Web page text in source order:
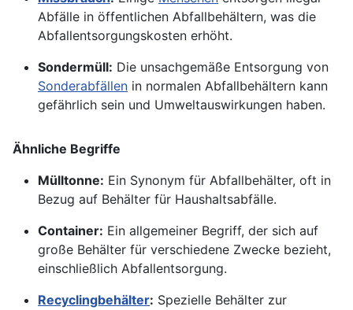
Abfälle in öffentlichen Abfallbehältern, was die
Abfallentsorgungskosten erhöht.
Sondermüll: Die unsachgemäße Entsorgung von
Sonderabfällen in normalen Abfallbehältern kann
gefährlich sein und Umweltauswirkungen haben.
Ähnliche Begriffe
Mülltonne: Ein Synonym für Abfallbehälter, oft in
Bezug auf Behälter für Haushaltsabfälle.
Container: Ein allgemeiner Begriff, der sich auf
große Behälter für verschiedene Zwecke bezieht,
einschließlich Abfallentsorgung.
Recyclingbehälter: Spezielle Behälter zur